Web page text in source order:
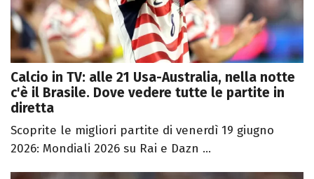
Calcio in TV: alle 21 Usa-Australia, nella notte
c'è il Brasile. Dove vedere tutte le partite in
diretta
Scoprite le migliori partite di venerdì 19 giugno
2026: Mondiali 2026 su Rai e Dazn ...